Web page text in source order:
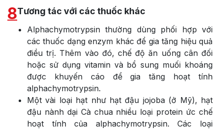
8Tương tác với các thuốc khác
Alphachymotrypsin thường dùng phối hợp với
các thuốc dạng enzym khác để gia tăng hiệu quả
điều trị. Thêm vào đó, chế độ ăn uống cân đối
hoặc sử dụng vitamin và bổ sung muối khoáng
được khuyến cáo để gia tăng hoạt tính
alphachymotrypsin.
Một vài loại hạt như hạt đậu jojoba (ở Mỹ), hạt
đậu nành dại Cà chua nhiều loại protein ức chế
hoạt tính của alphachymotrypsin. Các loại